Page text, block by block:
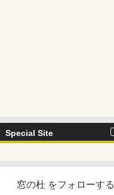
Special Site
窓の杜 をフォローする